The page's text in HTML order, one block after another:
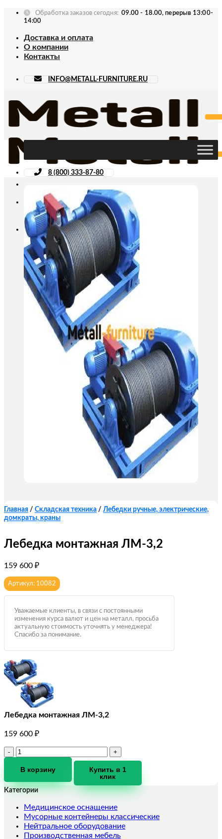
Skip
Обработка заказов сегодня: 09.00 - 18.00, перерыв 13:00-
14:00
Доставка и оплата
О компании
Контакты
INFO@METALL-FURNITURE.RU
Искать:
8 (800) 333-87-80
Главная / Складская техника / Лебедки ручные, электрические,
домкраты, краны
Лебедка монтажная ЛМ-3,2
159 600 ₽
Артикул: 10082
Уважаемые клиенты, в связи с постоянными
изменения курса валют и цен на металл, просьба
актуальную стоимость уточнять у менеджера!
Спасибо за понимание.
Лебедка монтажная ЛМ-3,2
159 600 ₽
Количество
Лебедка
ЛМ-3,2
В корзину
Купить в 1
клик
Категории
Медицинское оснащение
Мусорные контейнеры классические
Нейтральное оборудование
Производственная мебель